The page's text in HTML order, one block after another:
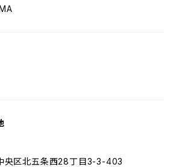
央区北五条西28丁目3-3-403